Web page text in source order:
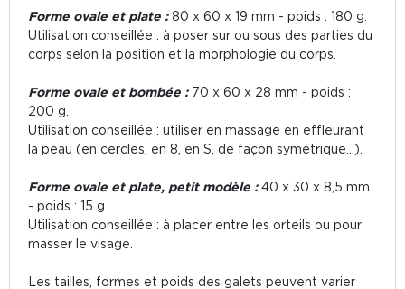
Forme ovale et plate :80 x 60 x 19 mm - poids : 180 g.
Utilisation conseillée : à poser sur ou sous des parties du
corps selon la position et la morphologie du corps.
Forme ovale et bombée :70 x 60 x 28 mm - poids :
200 g.
Utilisation conseillée : utiliser en massage en effleurant
la peau (en cercles, en 8, en S, de façon symétrique...).
Forme ovale et plate, petit modèle :40 x 30 x 8,5 mm
- poids : 15 g.
Utilisation conseillée : à placer entre les orteils ou pour
masser le visage.
Les tailles, formes et poids des galets peuvent varier